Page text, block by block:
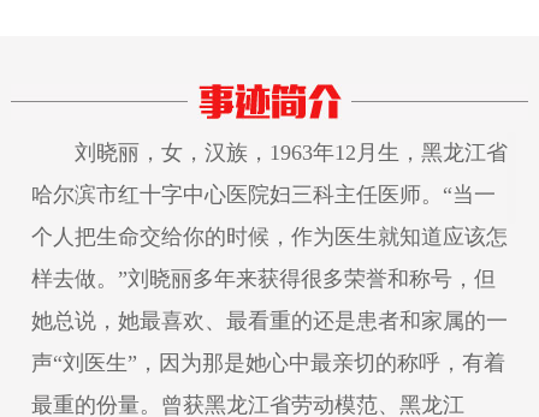
刘晓丽，女，汉族，1963年12月生，黑龙江省
哈尔滨市红十字中心医院妇三科主任医师。“当一
个人把生命交给你的时候，作为医生就知道应该怎
样去做。”刘晓丽多年来获得很多荣誉和称号，但
她总说，她最喜欢、最看重的还是患者和家属的一
声“刘医生”，因为那是她心中最亲切的称呼，有着
最重的份量。曾获黑龙江省劳动模范、黑龙江